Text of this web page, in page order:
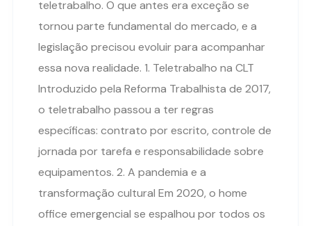
teletrabalho. O que antes era exceção se
tornou parte fundamental do mercado, e a
legislação precisou evoluir para acompanhar
essa nova realidade. 1. Teletrabalho na CLT
Introduzido pela Reforma Trabalhista de 2017,
o teletrabalho passou a ter regras
específicas: contrato por escrito, controle de
jornada por tarefa e responsabilidade sobre
equipamentos. 2. A pandemia e a
transformação cultural Em 2020, o home
office emergencial se espalhou por todos os